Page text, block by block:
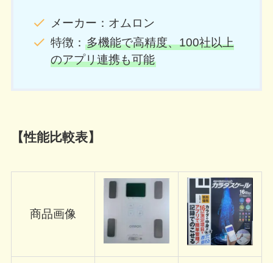
メーカー：オムロン
特徴：多機能で高精度、100社以上
のアプリ連携も可能
【性能比較表】
商品画像